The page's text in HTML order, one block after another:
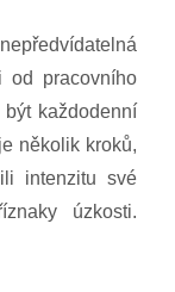
od pracovního
každodenní
několik kroků,
intenzitu své
úzkosti.